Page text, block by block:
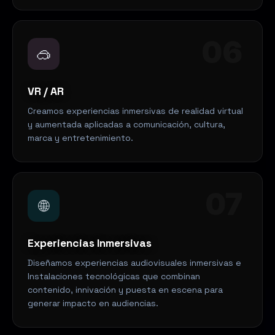
🥽
VR / AR
Creamos experiencias inmersivas de realidad virtual
y aumentada aplicadas a comunicación, cultura,
marca y entretenimiento.
🌐
Experiencias Inmersivas
Diseñamos experiencias audiovisuales inmersivas e
Instalaciones tecnológicas que combinan
contenido, innivación y puesta en escena para
generar impacto en audiencias.